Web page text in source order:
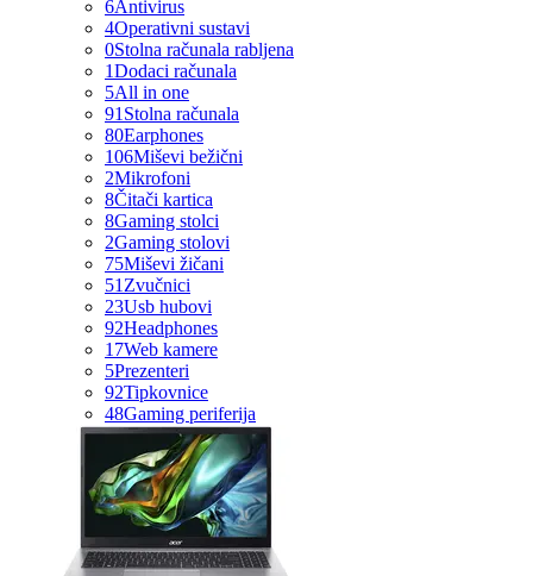
6Antivirus
4Operativni sustavi
0Stolna računala rabljena
1Dodaci računala
5All in one
91 Stolna računala
80Earphones
106Miševi bežični
2Mikrofoni
8Čitači kartica
8Gaming stolci
2Gaming stolovi
75Miševi žičani
51 Zvučnici
23Usb hubovi
92Headphones
17Web kamere
5Prezenteri
92Tipkovnice
48Gaming periferija